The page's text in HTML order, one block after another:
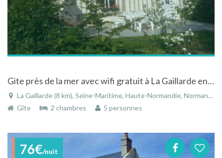
Gite près de la mer avec wifi gratuit à La Gaillarde en Seine-Maritime en Normandie
La Gaillarde (8 km), Seine-Maritime, Haute-Normandie, Normandie, France
Gîte
2 chambres 5 personnes
76€/nuit